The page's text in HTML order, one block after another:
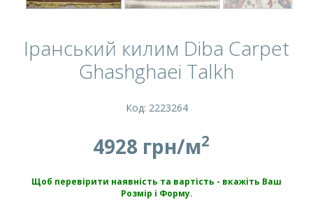
Іранський килим Diba Carpet
Ghashghaei Talkh
Код: 2223264
4928 грн/м2
Щоб перевірити наявність та вартість - вкажіть Ваш
Розмір і Форму.